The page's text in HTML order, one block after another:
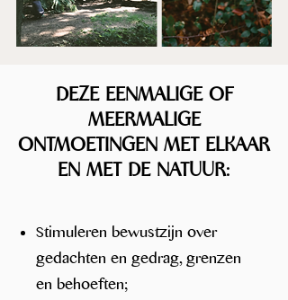
DEZE EENMALIGE OF
MEERMALIGE
ONTMOETINGEN MET ELKAAR
EN MET DE NATUUR:​
Stimuleren bewustzijn over
gedachten en gedrag, grenzen
en behoeften;